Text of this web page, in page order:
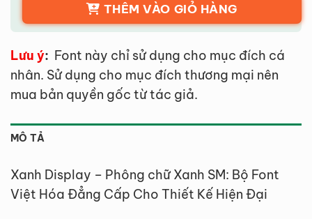
THÊM VÀO GIỎ HÀNG
Lưu ý: Font này chỉ sử dụng cho mục đích cá
nhân. Sử dụng cho mục đích thương mại nên
mua bản quyền gốc từ tác giả.
MÔ TẢ
Xanh Display – Phông chữ Xanh SM: Bộ Font
Việt Hóa Đẳng Cấp Cho Thiết Kế Hiện Đại